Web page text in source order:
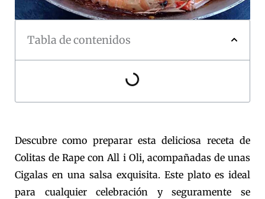
Tabla de contenidos
Descubre como preparar esta deliciosa receta de
Colitas de Rape con All i Oli, acompañadas de unas
Cigalas en una salsa exquisita. Este plato es ideal
para cualquier celebración y seguramente se